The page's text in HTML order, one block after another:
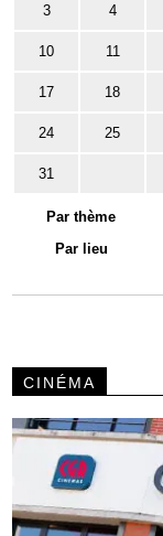
3 4
10 11
17 18
24 25
31
Par thème
Par lieu
CINÉMA